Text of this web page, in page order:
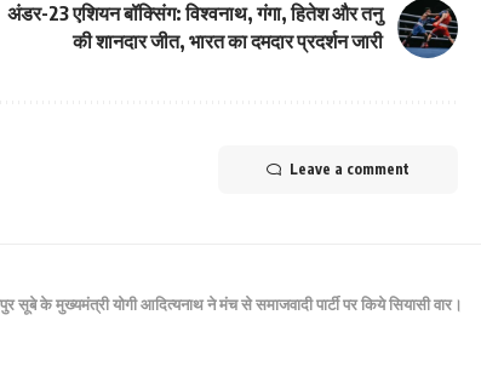
अंडर-23 एशियन बॉक्सिंग: विश्वनाथ, गंगा, हितेश और तनु
की शानदार जीत, भारत का दमदार प्रदर्शन जारी
Leave a comment
सूबे के मुख्यमंत्री योगी आदित्यनाथ ने मंच से समाजवादी पार्टी पर किये सियासी वार।